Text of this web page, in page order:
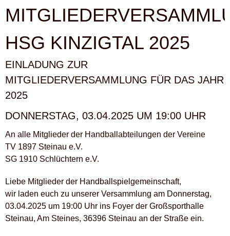
´S
SPORT
HSG KINZIGTAL 2025
EINLADUNG ZUR
MITGLIEDERVERSAMMLUNG FÜR DAS JAHR
2025
DONNERSTAG, 03.04.2025 UM 19:00 UHR
An alle Mitglieder der Handballabteilungen der Vereine
TV 1897 Steinau e.V.
SG 1910 Schlüchtern e.V.
Liebe Mitglieder der Handballspielgemeinschaft,
wir laden euch zu unserer Versammlung am Donnerstag,
03.04.2025 um 19:00 Uhr ins Foyer der Großsporthalle
Steinau, Am Steines, 36396 Steinau an der Straße ein.